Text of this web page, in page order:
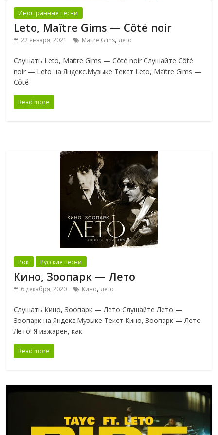
Иностранные песни
Leto, Maître Gims — Côté noir
22 января, 2021 Maître Gims,лето
Слушать Leto, Maître Gims — Côté noir Слушайте Côté
noir — Leto на Яндекс.Музыке Текст Leto, Maître Gims —
Côté
Read more
Рок Русские песни
Кино, Зоопарк — Лето
6 декабря, 2020 Кино,лето
Слушать Кино, Зоопарк — Лето Слушайте Лето —
Зоопарк на Яндекс.Музыке Текст Кино, Зоопарк — Лето
Лето! Я изжарен, как
Read more